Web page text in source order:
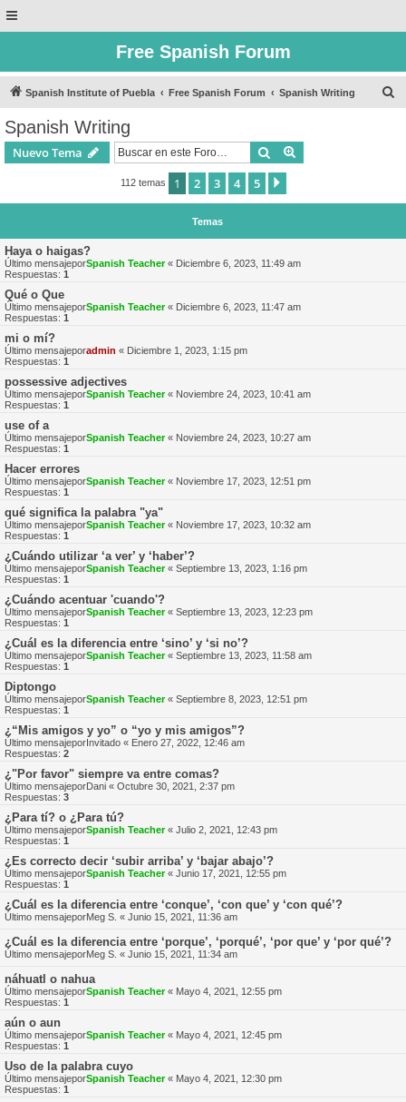
Free Spanish Forum
Spanish Institute of Puebla Free Spanish Forum Spanish Writing
Spanish Writing
Nuevo Tema Buscar
112 temas 1 2 3 4 5
Temas
Haya o haigas?
Último mensajeporSpanish Teacher« Diciembre 6, 2023, 11:49 am
Respuestas: 1
Qué o Que
Último mensajeporSpanish Teacher« Diciembre 6, 2023, 11:47 am
Respuestas: 1
mi o mí?
Último mensajeporadmin « Diciembre 1, 2023, 1:15 pm
Respuestas: 1
possessive adjectives
Último mensajeporSpanish Teacher« Noviembre 24, 2023, 10:41 am
Respuestas: 1
use of a
Último mensajeporSpanish Teacher« Noviembre 24, 2023, 10:27 am
Respuestas: 1
Hacer errores
Último mensajeporSpanish Teacher« Noviembre 17, 2023, 12:51 pm
Respuestas: 1
qué significa la palabra "ya"
Último mensajeporSpanish Teacher« Noviembre 17, 2023, 10:32 am
Respuestas: 1
¿Cuándo utilizar ‘a ver’ y ‘haber’?
Último mensajeporSpanish Teacher« Septiembre 13, 2023, 1:16 pm
Respuestas: 1
¿Cuándo acentuar 'cuando'?
Último mensajeporSpanish Teacher« Septiembre 13, 2023, 12:23 pm
Respuestas: 1
¿Cuál es la diferencia entre ‘sino’ y ‘si no’?
Último mensajeporSpanish Teacher« Septiembre 13, 2023, 11:58 am
Respuestas: 1
Diptongo
Último mensajeporSpanish Teacher« Septiembre 8, 2023, 12:51 pm
Respuestas: 1
¿“Mis amigos y yo” o “yo y mis amigos”?
Último mensajeporInvitado « Enero 27, 2022, 12:46 am
Respuestas: 2
¿"Por favor" siempre va entre comas?
Último mensajeporDani « Octubre 30, 2021, 2:37 pm
Respuestas: 3
¿Para tí? o ¿Para tú?
Último mensajeporSpanish Teacher« Julio 2, 2021, 12:43 pm
Respuestas: 1
¿Es correcto decir ‘subir arriba’ y ‘bajar abajo’?
Último mensajeporSpanish Teacher« Junio 17, 2021, 12:55 pm
Respuestas: 1
¿Cuál es la diferencia entre ‘conque’, ‘con que’ y ‘con qué’?
Último mensajeporMeg S. « Junio 15, 2021, 11:36 am
¿Cuál es la diferencia entre ‘porque’, ‘porqué’, ‘por que’ y ‘por qué’?
Último mensajeporMeg S. « Junio 15, 2021, 11:34 am
náhuatl o nahua
Último mensajeporSpanish Teacher« Mayo 4, 2021, 12:55 pm
Respuestas: 1
aún o aun
Último mensajeporSpanish Teacher« Mayo 4, 2021, 12:45 pm
Respuestas: 1
Uso de la palabra cuyo
Último mensajeporSpanish Teacher« Mayo 4, 2021, 12:30 pm
Respuestas: 1